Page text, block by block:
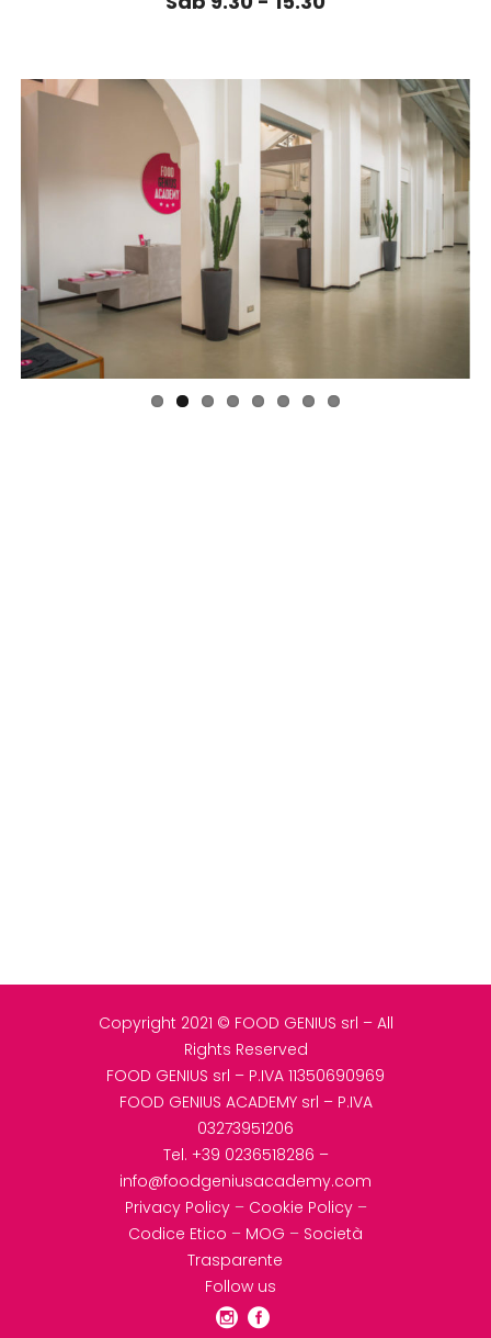
Copyright 2021 © FOOD GENIUS srl – All
Rights Reserved
FOOD GENIUS srl – P.IVA 11350690969
FOOD GENIUS ACADEMY srl – P.IVA
03273951206
Tel. +39 0236518286 –
info@foodgeniusacademy.com
Privacy Policy– Cookie Policy–
Codice Etico – MOG – Società
Trasparente
Follow us